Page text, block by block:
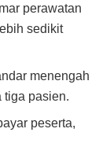
perawatan
sedikit
menengah
tiga pasien.
peserta,